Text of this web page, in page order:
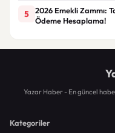
5
2026 Emekli Zammı:
Ödeme Hesaplama!
Yazar Haber - En güncel
Kategoriler